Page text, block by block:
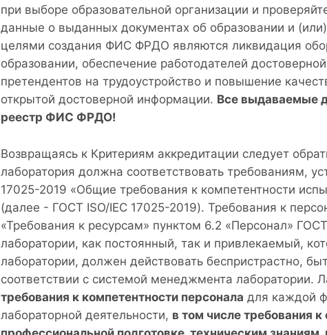
при выборе образовательной организации и
данные о выданных документах об образовании и
целями создания ФИС ФРДО являются ликвидация
образовании, обеспечение работодателей
претендентов на трудоустройство и повышение
открытой достоверной информации. Все выдаваемые
реестр ФИС ФРДО!
Возвращаясь к Критериям аккредитации следует
лаборатория должна соответствовать требованиям,
17025-2019 «Общие требования к компетентности
(далее - ГОСТ ISO/IEC 17025-2019). Требования к
«Требования к ресурсам» пунктом 6.2 «Персонал»
лаборатории, как постоянный, так и привлекаемый,
лаборатории, должен действовать беспристрастно,
соответствии с системой менеджмента лаборатории.
требования к компетентности персонала для каждой
лабораторной деятельности, в том числе требования